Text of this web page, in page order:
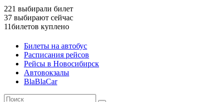
221 выбирали билет
37 выбирают сейчас
11билетов куплено
Билеты на автобус
Расписания рейсов
Рейсы в Новосибирск
Автовокзалы
BlaBlaCar